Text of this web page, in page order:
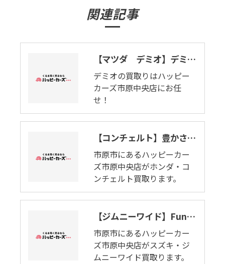
関連記事
【マツダ デミオ】デミオの買取りはハッピーカーズ市原中央店におまかせ。
デミオの買取りはハッピー
カーズ市原中央店にお任
せ！
【コンチェルト】豊かさへのくわだて。市原市でホンダ・コンチェルト査定します。
市原市にあるハッピーカー
ズ市原中央店がホンダ・コ
ンチェルト買取ります。
【ジムニーワイド】Fun to adventure（ファン トゥ アドベンチャー）。市原市でジムニーワイド買取ります。
市原市にあるハッピーカー
ズ市原中央店がスズキ・ジ
ムニーワイド買取ります。